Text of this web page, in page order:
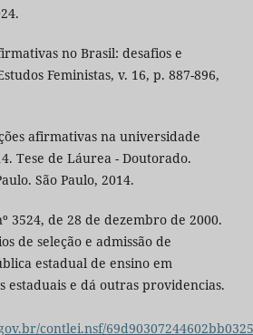
no Brasil: desafios e
Feministas, v. 16, p. 887-896,
afirmativas na universidade
Tese de Láurea - Doutorado.
São Paulo, 2014.
3524, de 28 de dezembro de 2000.
de seleção e admissão de
estadual de ensino em
estaduais e dá outras providencias.
contlei.nsf/